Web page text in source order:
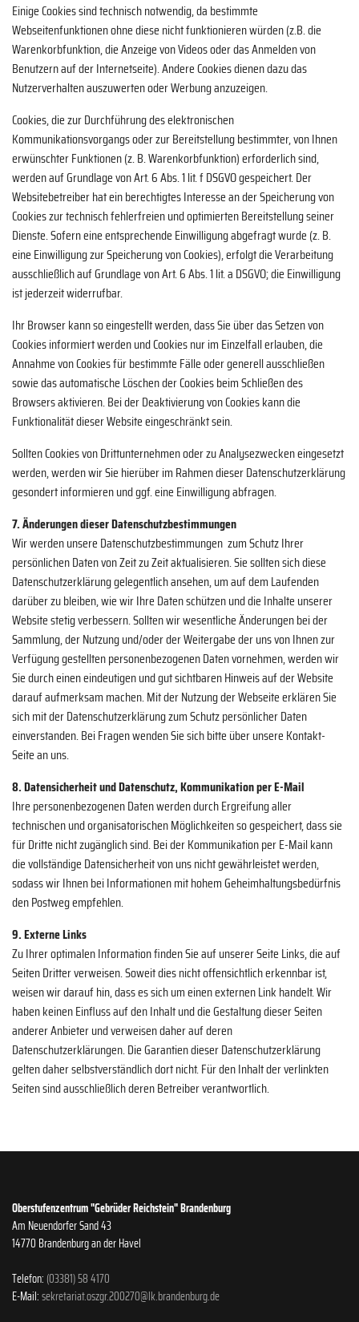
Einige Cookies sind technisch notwendig, da bestimmte
Webseitenfunktionen ohne diese nicht funktionieren würden (z.B. die
Warenkorbfunktion, die Anzeige von Videos oder das Anmelden von
Benutzern auf der Internetseite). Andere Cookies dienen dazu das
Nutzerverhalten auszuwerten oder Werbung anzuzeigen.
Cookies, die zur Durchführung des elektronischen
Kommunikationsvorgangs oder zur Bereitstellung bestimmter, von Ihnen
erwünschter Funktionen (z. B. Warenkorbfunktion) erforderlich sind,
werden auf Grundlage von Art. 6 Abs. 1 lit. f DSGVO gespeichert. Der
Websitebetreiber hat ein berechtigtes Interesse an der Speicherung von
Cookies zur technisch fehlerfreien und optimierten Bereitstellung seiner
Dienste. Sofern eine entsprechende Einwilligung abgefragt wurde (z. B.
eine Einwilligung zur Speicherung von Cookies), erfolgt die Verarbeitung
ausschließlich auf Grundlage von Art. 6 Abs. 1 lit. a DSGVO; die Einwilligung
ist jederzeit widerrufbar.
Ihr Browser kann so eingestellt werden, dass Sie über das Setzen von
Cookies informiert werden und Cookies nur im Einzelfall erlauben, die
Annahme von Cookies für bestimmte Fälle oder generell ausschließen
sowie das automatische Löschen der Cookies beim Schließen des
Browsers aktivieren. Bei der Deaktivierung von Cookies kann die
Funktionalität dieser Website eingeschränkt sein.
Sollten Cookies von Drittunternehmen oder zu Analysezwecken eingesetzt
werden, werden wir Sie hierüber im Rahmen dieser Datenschutzerklärung
gesondert informieren und ggf. eine Einwilligung abfragen.
7. Änderungen dieser Datenschutzbestimmungen
Wir werden unsere Datenschutzbestimmungen zum Schutz Ihrer
persönlichen Daten von Zeit zu Zeit aktualisieren. Sie sollten sich diese
Datenschutzerklärung gelegentlich ansehen, um auf dem Laufenden
darüber zu bleiben, wie wir Ihre Daten schützen und die Inhalte unserer
Website stetig verbessern. Sollten wir wesentliche Änderungen bei der
Sammlung, der Nutzung und/oder der Weitergabe der uns von Ihnen zur
Verfügung gestellten personenbezogenen Daten vornehmen, werden wir
Sie durch einen eindeutigen und gut sichtbaren Hinweis auf der Website
darauf aufmerksam machen. Mit der Nutzung der Webseite erklären Sie
sich mit der Datenschutzerklärung zum Schutz persönlicher Daten
einverstanden. Bei Fragen wenden Sie sich bitte über unsere Kontakt-
Seite an uns.
8. Datensicherheit und Datenschutz, Kommunikation per E-Mail
Ihre personenbezogenen Daten werden durch Ergreifung aller
technischen und organisatorischen Möglichkeiten so gespeichert, dass sie
für Dritte nicht zugänglich sind. Bei der Kommunikation per E-Mail kann
die vollständige Datensicherheit von uns nicht gewährleistet werden,
sodass wir Ihnen bei Informationen mit hohem Geheimhaltungsbedürfnis
den Postweg empfehlen.
9. Externe Links
Zu Ihrer optimalen Information finden Sie auf unserer Seite Links, die auf
Seiten Dritter verweisen. Soweit dies nicht offensichtlich erkennbar ist,
weisen wir darauf hin, dass es sich um einen externen Link handelt. Wir
haben keinen Einfluss auf den Inhalt und die Gestaltung dieser Seiten
anderer Anbieter und verweisen daher auf deren
Datenschutzerklärungen. Die Garantien dieser Datenschutzerklärung
gelten daher selbstverständlich dort nicht. Für den Inhalt der verlinkten
Seiten sind ausschließlich deren Betreiber verantwortlich.
Oberstufenzentrum "Gebrüder Reichstein" Brandenburg
Am Neuendorfer Sand 43
14770 Brandenburg an der Havel
Telefon: (03381) 58 4170
E-Mail:sekretariat.oszgr.200270@lk.brandenburg.de